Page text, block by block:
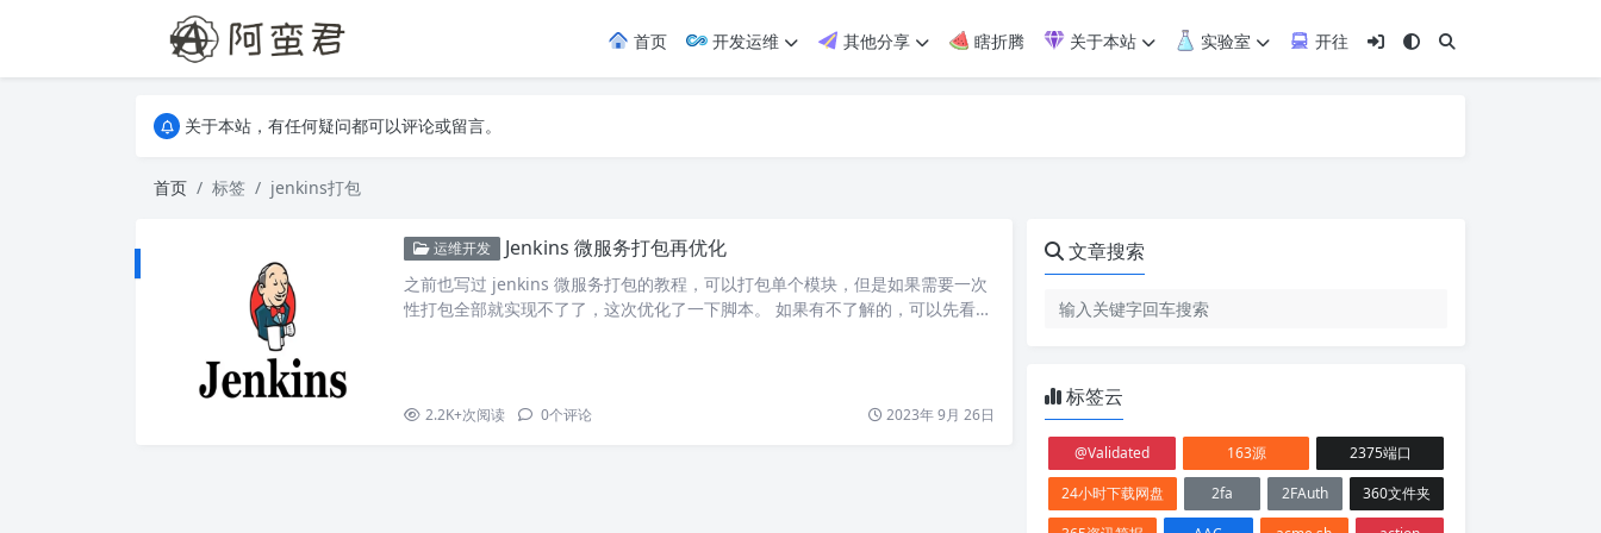
首页 开发运维 其他分享 瞎折腾 关于本站 实验室 开往
关于本站，有任何疑问都可以评论或留言。
欢迎访问阿蛮君博客~
欢迎访问阿蛮君博客~
首页 标签 jenkins打包
运维开发 Jenkins 微服务打包再优化
之前也写过 jenkins 微服务打包的教程，可以打包单个模块，但是如果需要一次
性打包全部就实现不了了，这次优化了一下脚本。 如果有不了解的，可以先看看
2.2K+次阅读 0个评论 2023年 9月 26日
文章搜索
标签云
@Validated 163源
2375端口
24小时下载网盘
2fa 2FAuth
360文件夹